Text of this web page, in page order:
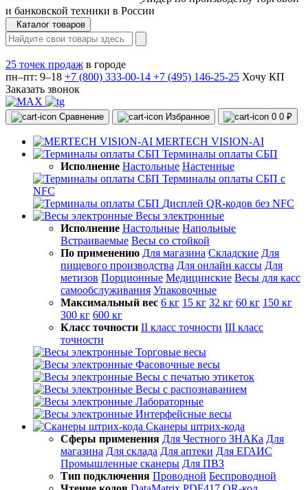
и банковской техники в России
Каталог товаров
25 точек продаж в городе
пн–пт: 9–18 +7 (800) 333-00-14 +7 (495) 146-25-25 Хочу КП
Заказать звонок
Сравнение Избранное 0 0 ₽
MERTECH VISION-AI
Терминалы оплаты СБП
Исполнение Настольные Настенные
Терминалы оплаты СБП с
NFC
Дисплей QR-кодов без NFC
Весы электронные
Исполнение Настольные Напольные
Встраиваемые Весы со стойкой
По применению Для магазина Складские Для
пищевого производства Для онлайн кассы Для
метизов Порционные Медицинские Весы для касс
самообслуживания Упаковочные
Максимальный вес 6 кг 15 кг 32 кг 60 кг 150 кг
300 кг 600 кг
Класс точности II класс точности III класс
точности
Торговые весы
Фасовочные весы
Весы с печатью этикеток
Весы с распознаванием
Лабораторные
Интерфейсные весы
Сканеры штрих-кода
Сферы применения Для Честного ЗНАКа Для
магазина Для склада Для аптеки Для ЕГАИС
Промышленные сканеры Для ПВЗ
Тип подключения Проводной Беспроводной